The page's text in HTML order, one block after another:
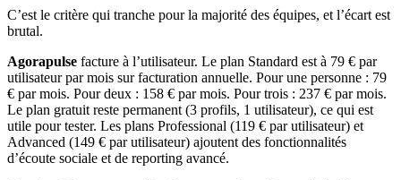
C’est le critère qui tranche pour la majorité des équipes, et l’écart est
brutal.
Agorapulse facture à l’utilisateur. Le plan Standard est à 79 € par
utilisateur par mois sur facturation annuelle. Pour une personne : 79
€ par mois. Pour deux : 158 € par mois. Pour trois : 237 € par mois.
Le plan gratuit reste permanent (3 profils, 1 utilisateur), ce qui est
utile pour tester. Les plans Professional (119 € par utilisateur) et
Advanced (149 € par utilisateur) ajoutent des fonctionnalités
d’écoute sociale et de reporting avancé.